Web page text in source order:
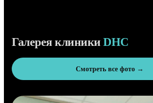
Галерея клиники DHC
Смотреть все фото →